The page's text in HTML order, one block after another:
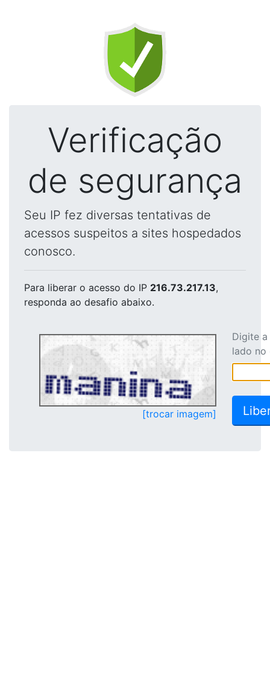
Verificação
de segurança
Seu IP fez diversas tentativas de
acessos suspeitos a sites hospedados
conosco.
Para liberar o acesso do IP 216.73.217.13,
responda ao desafio abaixo.
[trocar imagem]
Digite
lado no